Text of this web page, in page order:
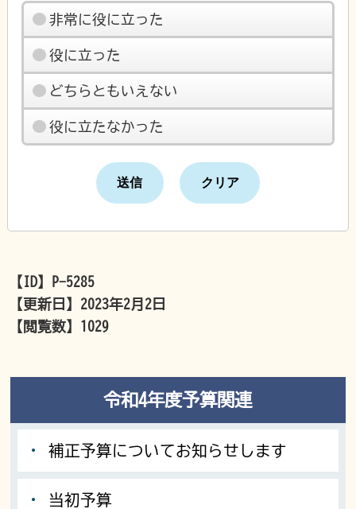
非常に役に立った
役に立った
どちらともいえない
役に立たなかった
【ID】
P-5285
【更新日】 2023年2月2日
【閲覧数】 1029
令和4年度予算関連
補正予算についてお知らせします
当初予算